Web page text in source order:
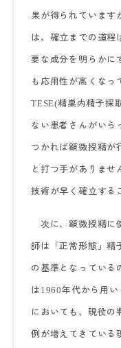
果が得られています
は、確立までの道程
要な成分を明らかに
も応用性が高くなっ
TESE(精巣内精子採
ない患者さんがいら
つかれば顕微授精が
と打つ手がありませ
技術が早く確立する
次に、顕微授精に
師は「正常形態」精
の基準となっている
は 1960年代から用
においても、現役の
例が増えてきている